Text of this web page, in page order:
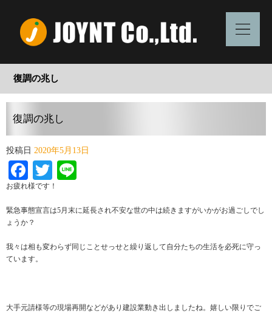
復調の兆し
復調の兆し
投稿日 2020年5月13日
Facebook
Twitter
お疲れ様です！
緊急事態宣言は5月末に延長され不安な世の中は続きますがいかがお過ごしでし
ょうか？
我々は相も変わらず同じことせっせと繰り返して自分たちの生活を必死に守っ
ています。
大手元請様等の現場再開などがあり建設業動き出しましたね。嬉しい限りでご